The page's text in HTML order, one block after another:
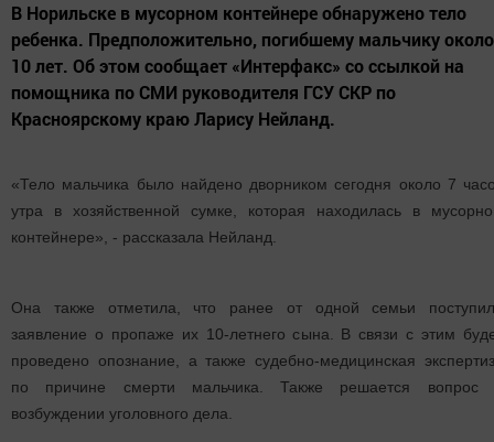
В Норильске в мусорном контейнере обнаружено тело
ребенка. Предположительно, погибшему мальчику около
10 лет. Об этом сообщает «Интерфакс» со ссылкой на
помощника по СМИ руководителя ГСУ СКР по
Красноярскому краю Ларису Нейланд.
«Тело мальчика было найдено дворником сегодня около 7
утра в хозяйственной сумке, которая находилась в
контейнере», - рассказала Нейланд.
Она также отметила, что ранее от одной семьи
заявление о пропаже их 10-летнего сына. В связи с этим
проведено опознание, а также судебно-медицинская
по причине смерти мальчика. Также решается вопрос
возбуждении уголовного дела.